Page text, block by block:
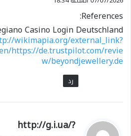
References:
Casino Login Deutschland
wikimapia.org/external_link?
https://de.trustpilot.com/revie
w/beyondjewellery.de
رد
ي
http://g.i.ua/?